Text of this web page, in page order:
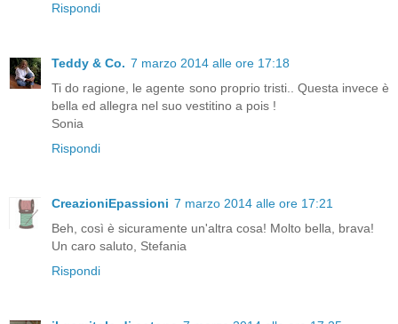
Rispondi
Teddy & Co. 7 marzo 2014 alle ore 17:18
Ti do ragione, le agente sono proprio tristi.. Questa invece è
bella ed allegra nel suo vestitino a pois !
Sonia
Rispondi
CreazioniEpassioni 7 marzo 2014 alle ore 17:21
Beh, così è sicuramente un'altra cosa! Molto bella, brava!
Un caro saluto, Stefania
Rispondi